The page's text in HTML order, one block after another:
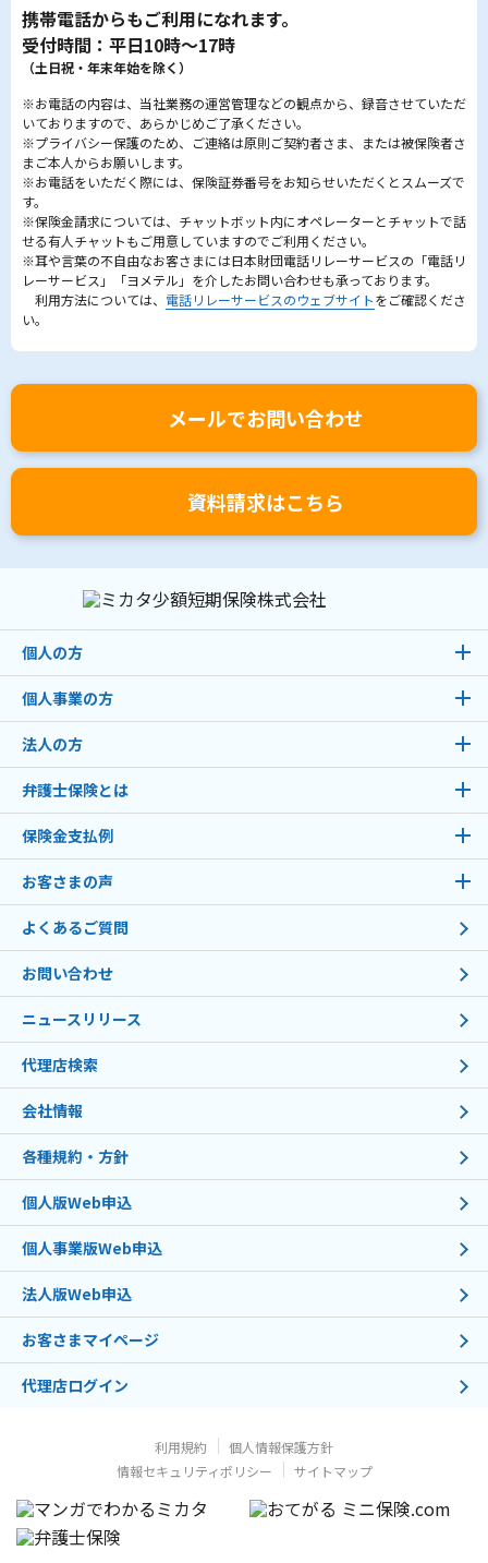
携帯電話からもご利用になれます。
受付時間：平日10時～17時
（土日祝・年末年始を除く）
※お電話の内容は、当社業務の運営管理などの観点から、録音させていただ
いておりますので、あらかじめご了承ください。
※プライバシー保護のため、ご連絡は原則ご契約者さま、または被保険者さ
まご本人からお願いします。
※お電話をいただく際には、保険証券番号をお知らせいただくとスムーズで
す。
※保険金請求については、チャットボット内にオペレーターとチャットで話
せる有人チャットもご用意していますのでご利用ください。
※耳や言葉の不自由なお客さまには日本財団電話リレーサービスの「電話リ
レーサービス」「ヨメテル」を介したお問い合わせも承っております。
利用方法については、 電話リレーサービスのウェブサイトをご確認くださ
い。
メールでお問い合わせ
資料請求はこちら
個人の方
個人事業の方
法人の方
弁護士保険とは
保険金支払例
お客さまの声
よくあるご質問
お問い合わせ
ニュースリリース
代理店検索
会社情報
各種規約・方針
個人版Web申込
個人事業版Web申込
法人版Web申込
お客さまマイページ
代理店ログイン
利用規約
個人情報保護方針
情報セキュリティポリシー
サイトマップ